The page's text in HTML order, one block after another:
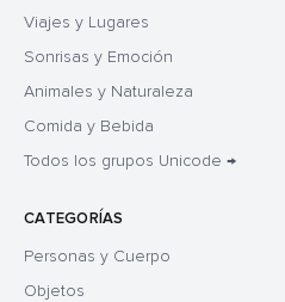
Viajes y Lugares
Sonrisas y Emoción
Animales y Naturaleza
Comida y Bebida
Todos los grupos Unicode →
CATEGORÍAS
Personas y Cuerpo
Objetos